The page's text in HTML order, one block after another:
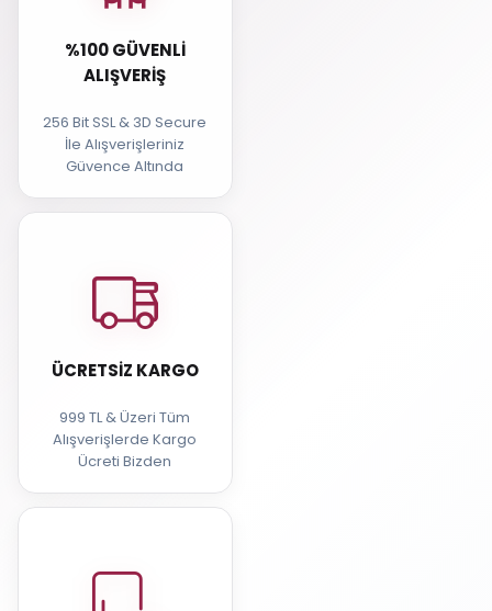
%100 GÜVENLI
ALIŞVERIŞ
256 Bit SSL & 3D Secure
İle Alışverişleriniz
Güvence Altında
ÜCRETSIZ KARGO
999 TL & Üzeri Tüm
Alışverişlerde Kargo
Ücreti Bizden